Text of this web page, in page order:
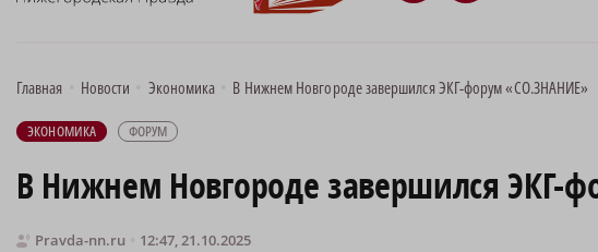
Главная Новости Экономика В Нижнем Новгороде завершился ЭКГ-форум «СО.ЗНАНИЕ»
ЭКОНОМИКА ФОРУМ
В Нижнем Новгороде завершился ЭКГ-
Pravda-nn.ru 12:47, 21.10.2025